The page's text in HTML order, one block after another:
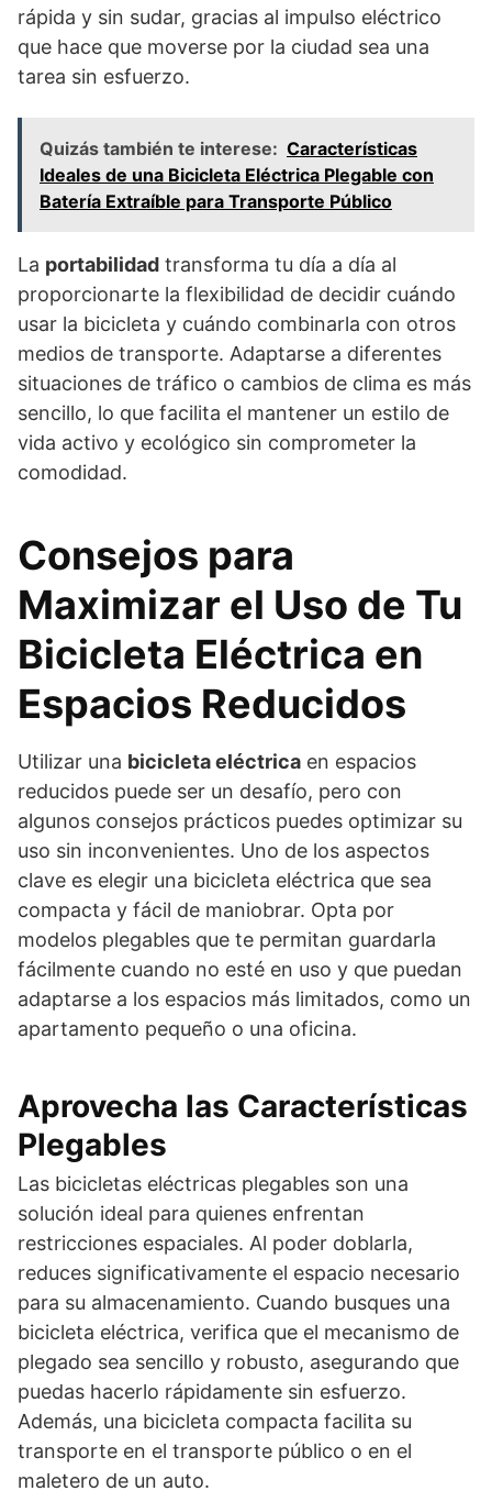
rápida y sin sudar, gracias al impulso eléctrico
que hace que moverse por la ciudad sea una
tarea sin esfuerzo.
Quizás también te interese: Características
Ideales de una Bicicleta Eléctrica Plegable con
Batería Extraíble para Transporte Público
La portabilidad transforma tu día a día al
proporcionarte la flexibilidad de decidir cuándo
usar la bicicleta y cuándo combinarla con otros
medios de transporte. Adaptarse a diferentes
situaciones de tráfico o cambios de clima es más
sencillo, lo que facilita el mantener un estilo de
vida activo y ecológico sin comprometer la
comodidad.
Consejos para
Maximizar el Uso de Tu
Bicicleta Eléctrica en
Espacios Reducidos
Utilizar una bicicleta eléctrica en espacios
reducidos puede ser un desafío, pero con
algunos consejos prácticos puedes optimizar su
uso sin inconvenientes. Uno de los aspectos
clave es elegir una bicicleta eléctrica que sea
compacta y fácil de maniobrar. Opta por
modelos plegables que te permitan guardarla
fácilmente cuando no esté en uso y que puedan
adaptarse a los espacios más limitados, como un
apartamento pequeño o una oficina.
Aprovecha las Características
Plegables
Las bicicletas eléctricas plegables son una
solución ideal para quienes enfrentan
restricciones espaciales. Al poder doblarla,
reduces significativamente el espacio necesario
para su almacenamiento. Cuando busques una
bicicleta eléctrica, verifica que el mecanismo de
plegado sea sencillo y robusto, asegurando que
puedas hacerlo rápidamente sin esfuerzo.
Además, una bicicleta compacta facilita su
transporte en el transporte público o en el
maletero de un auto.